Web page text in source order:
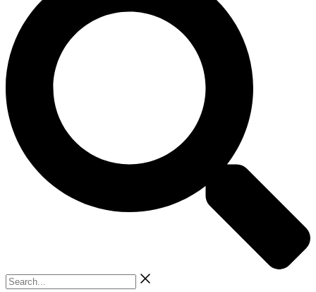
Search...